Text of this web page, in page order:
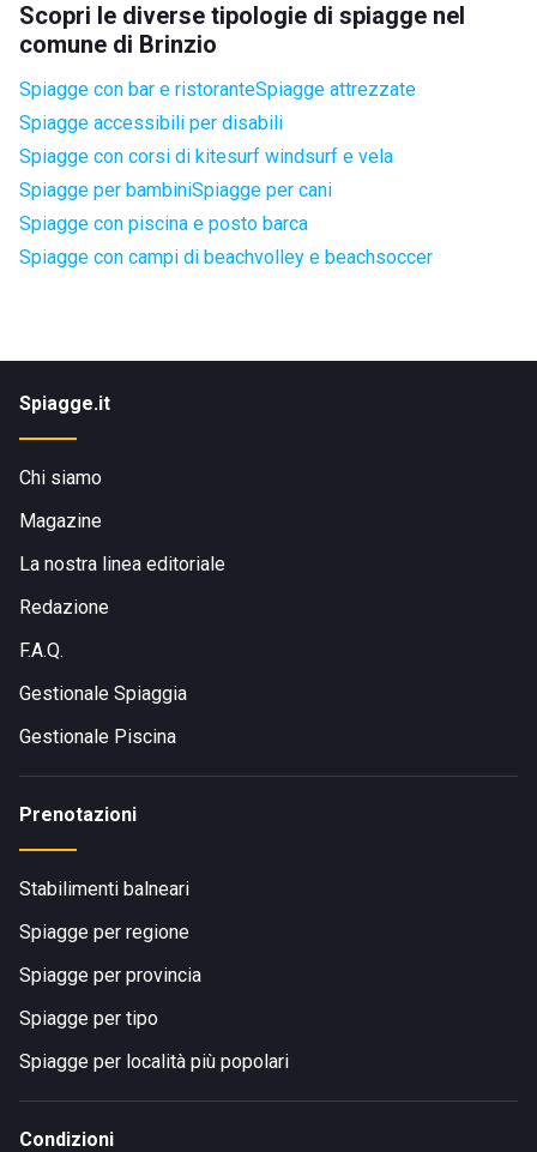
Scopri le diverse tipologie di spiagge nel
comune di Brinzio
Spiagge con bar e ristoranteSpiagge attrezzate
Spiagge accessibili per disabili
Spiagge con corsi di kitesurf windsurf e vela
Spiagge per bambiniSpiagge per cani
Spiagge con piscina e posto barca
Spiagge con campi di beachvolley e beachsoccer
Spiagge.it
Chi siamo
Magazine
La nostra linea editoriale
Redazione
F.A.Q.
Gestionale Spiaggia
Gestionale Piscina
Prenotazioni
Stabilimenti balneari
Spiagge per regione
Spiagge per provincia
Spiagge per tipo
Spiagge per località più popolari
Condizioni